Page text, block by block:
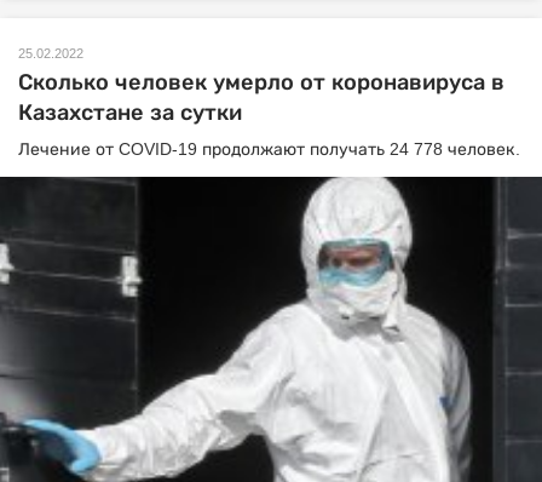
25.02.2022
Сколько человек умерло от коронавируса в
Казахстане за сутки
Лечение от COVID-19 продолжают получать 24 778 человек.